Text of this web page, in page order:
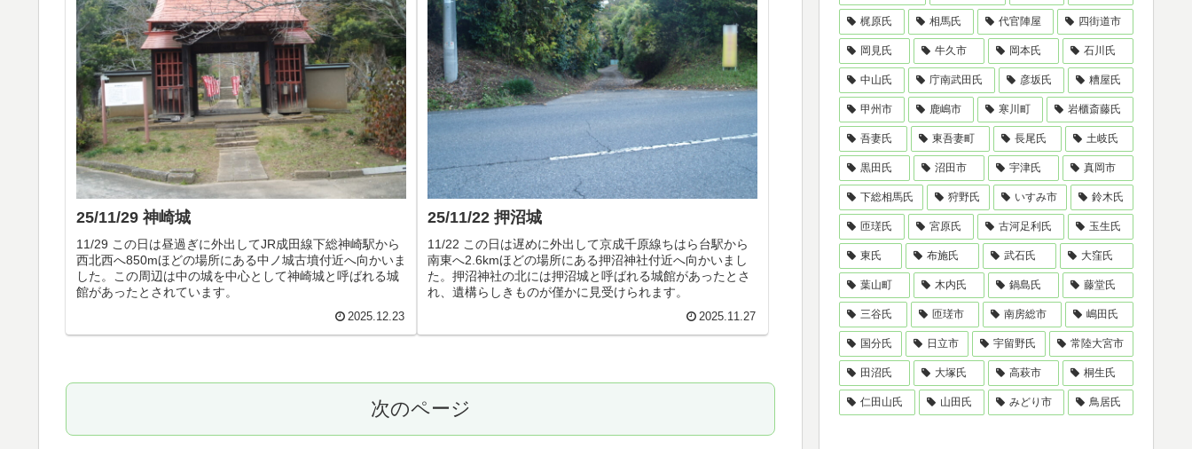
25/11/29 神崎城
11/29 この日は昼過ぎに外出してJR成田線下総神崎駅から
西北西へ850mほどの場所にある中ノ城古墳付近へ向かいま
した。この周辺は中の城を中心として神崎城と呼ばれる城
館があったとされています。
2025.12.23
25/11/22 押沼城
11/22 この日は遅めに外出して京成千原線ちはら台駅から
南東へ2.6kmほどの場所にある押沼神社付近へ向かいまし
た。押沼神社の北には押沼城と呼ばれる城館があったとさ
れ、遺構らしきものが僅かに見受けられます。
2025.11.27
次のページ
梶原氏 相馬氏 代官陣屋 四街道市
岡見氏 牛久市 岡本氏 石川氏
中山氏 庁南武田氏 彦坂氏 糟屋氏
甲州市 鹿嶋市 寒川町 岩櫃斎藤氏
吾妻氏 東吾妻町 長尾氏 土岐氏
黒田氏 沼田市 宇津氏 真岡市
下総相馬氏 狩野氏 いすみ市 鈴木氏
匝瑳氏 宮原氏 古河足利氏 玉生氏
東氏 布施氏 武石氏 大窪氏
葉山町 木内氏 鍋島氏 藤堂氏
三谷氏 匝瑳市 南房総市 嶋田氏
国分氏 日立市 宇留野氏 常陸大宮市
田沼氏 大塚氏 高萩市 桐生氏
仁田山氏 山田氏 みどり市 鳥居氏